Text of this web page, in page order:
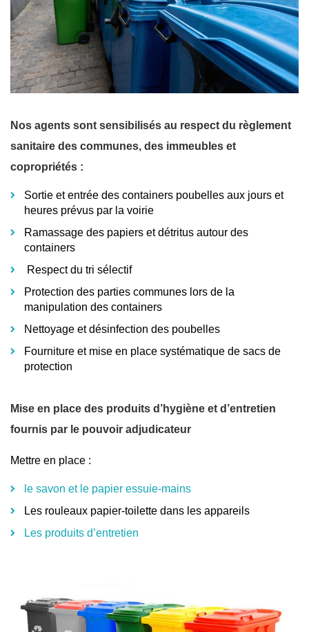
Nos agents sont sensibilisés au respect du règlement
sanitaire des communes, des immeubles et
copropriétés :
Sortie et entrée des containers poubelles aux jours et
heures prévus par la voirie
Ramassage des papiers et détritus autour des
containers
Respect du tri sélectif
Protection des parties communes lors de la
manipulation des containers
Nettoyage et désinfection des poubelles
Fourniture et mise en place systématique de sacs de
protection
Mise en place des produits d’hygiène et d’entretien
fournis par le pouvoir adjudicateur
Mettre en place :
le savon et le papier essuie-mains
Les rouleaux papier-toilette dans les appareils
Les produits d’entretien